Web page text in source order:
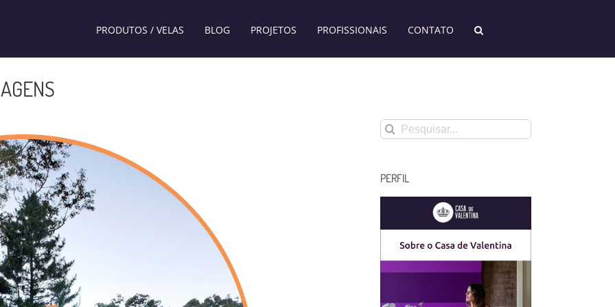
PRODUTOS / VELAS BLOG PROJETOS PROFISSIONAIS CONTATO
Buscar
resultados
PERFIL